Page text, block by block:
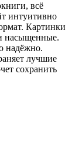
всё
интуитивно
Картинки
насыщенные.
надёжно.
лучшие
сохранить